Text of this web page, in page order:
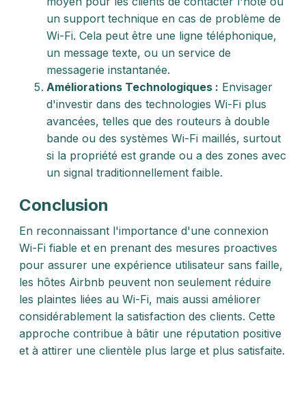
un support technique en cas de problème de
Wi-Fi. Cela peut être une ligne téléphonique,
un message texte, ou un service de
messagerie instantanée.
Améliorations Technologiques : Envisager
d'investir dans des technologies Wi-Fi plus
avancées, telles que des routeurs à double
bande ou des systèmes Wi-Fi maillés, surtout
si la propriété est grande ou a des zones avec
un signal traditionnellement faible.
Conclusion
En reconnaissant l'importance d'une connexion
Wi-Fi fiable et en prenant des mesures proactives
pour assurer une expérience utilisateur sans faille,
les hôtes Airbnb peuvent non seulement réduire
les plaintes liées au Wi-Fi, mais aussi améliorer
considérablement la satisfaction des clients. Cette
approche contribue à bâtir une réputation positive
et à attirer une clientèle plus large et plus satisfaite.